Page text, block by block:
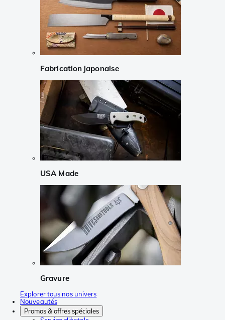
Fabrication japonaise
USA Made
Gravure
Explorer tous nos univers
Nouveautés
Promos & offres spéciales